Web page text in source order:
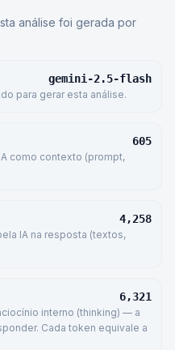
análise foi gerada por
gemini-2.5-flash
para gerar esta análise.
605
como contexto (prompt,
4,258
IA na resposta (textos,
6,321
interno (thinking) — a
Cada token equivale a